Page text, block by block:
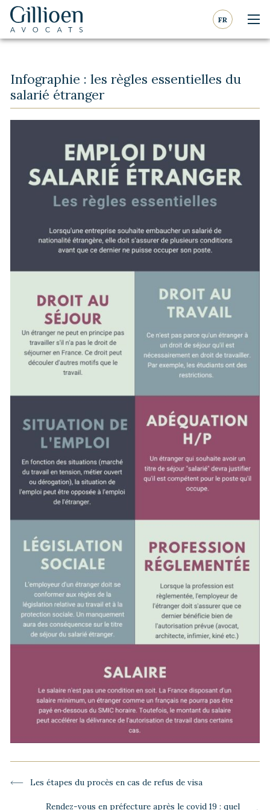
Aller au contenu
FR
Infographie : les règles essentielles du
salarié étranger
Article
Les étapes du procès en cas de refus de visa
ArticleRendez-vous en préfecture après le covid 19 : quel